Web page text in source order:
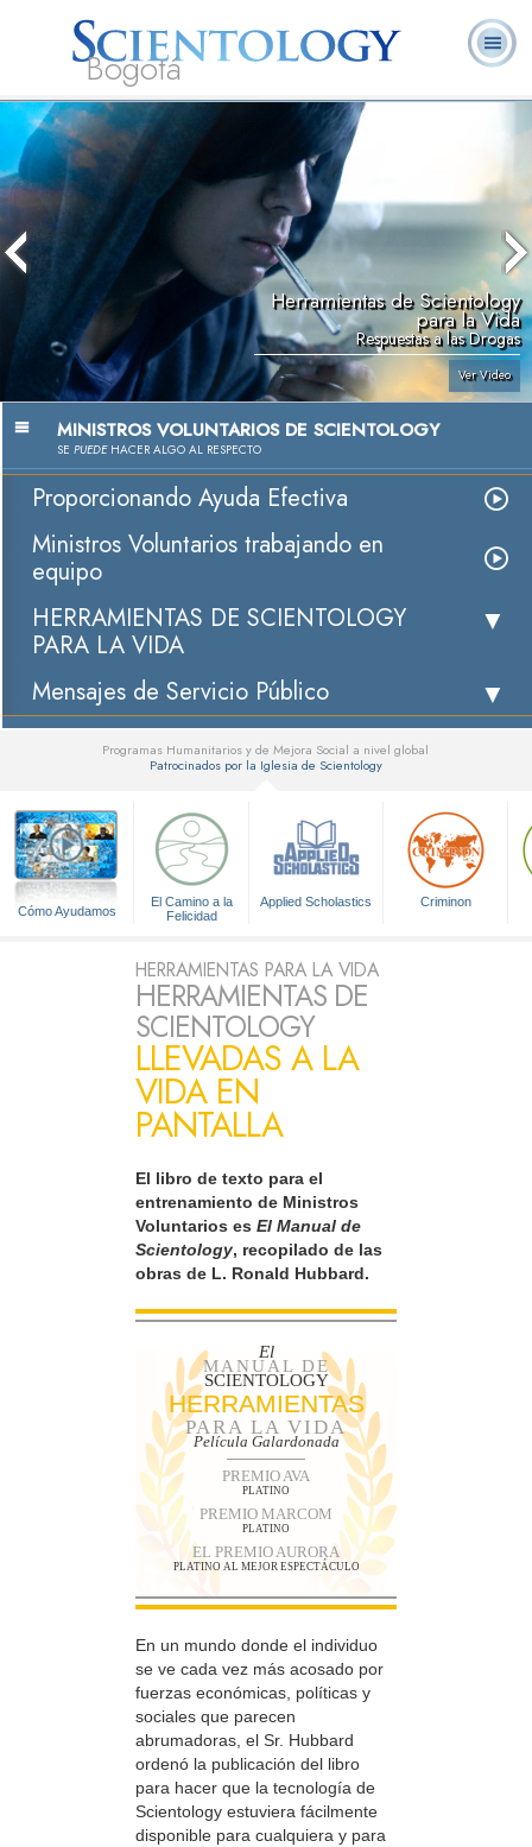
Bogotá
Acerca de
Nosotros
L. Ronald
Hubbard
Ministros
Voluntarios
Herramientas de Scientology
para la Vida
Respuestas a las Drogas
Ver Video
MINISTROS VOLUNTARIOS DE SCIENTOLOGY
SE PUEDEHACER ALGO AL RESPECTO
Proporcionando Ayuda Efectiva
Ministros Voluntarios trabajando en
equipo
HERRAMIENTAS DE SCIENTOLOGY
PARA LA VIDA
Mensajes de Servicio Público
Programas Humanitarios y de Mejora Social a nivel global
Patrocinados por la Iglesia de Scientology
Cómo Ayudamos
El Camino a la
Felicidad
Applied Scholastics Criminon
HERRAMIENTAS PARA LA VIDA
HERRAMIENTAS DE
SCIENTOLOGY
LLEVADAS A LA
VIDA EN
PANTALLA
El libro de texto para el
entrenamiento de Ministros
Voluntarios es El Manual de
Scientology, recopilado de las
obras de L. Ronald Hubbard.
El
MANUAL DE
SCIENTOLOGY
HERRAMIENTAS
PARA LA VIDA
Película Galardonada
PREMIO AVA
PLATINO
PREMIO MARCOM
PLATINO
EL PREMIO AURORA
PLATINO AL MEJOR ESPECTÁCULO
En un mundo donde el individuo
se ve cada vez más acosado por
fuerzas económicas, políticas y
sociales que parecen
abrumadoras, el Sr. Hubbard
ordenó la publicación del libro
para hacer que la tecnología de
Scientology estuviera fácilmente
disponible para cualquiera y para